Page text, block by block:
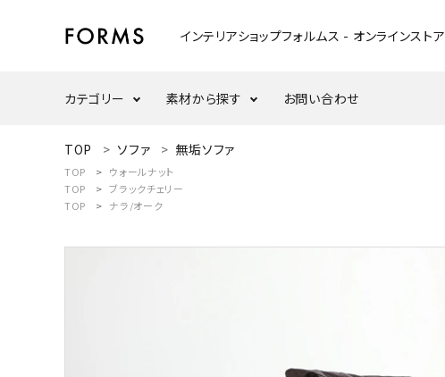
インテリアショップフォルムス - オンラインストア
カテゴリー
テーブル
素材から探す お問い合わせ
ACCOUNT MENU
ようこそ ゲスト 様
person
TOP ソファ 無垢ソファ
TOP
ウォールナット
TOP
ブラックチェリー
TOP
ナラ/オーク